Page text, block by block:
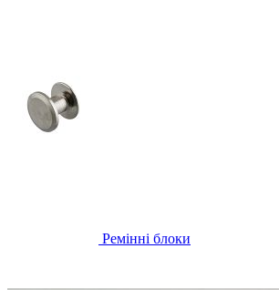
Ремінні блоки